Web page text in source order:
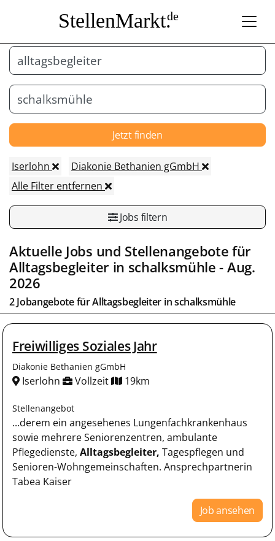
StellenMarkt.de
Jetzt finden
Iserlohn
Diakonie Bethanien gGmbH
Alle Filter entfernen
Jobs filtern
Aktuelle Jobs und Stellenangebote für
Alltagsbegleiter in schalksmühle- Aug.
2026
2 Jobangebote fürAlltagsbegleiter inschalksmühle
Freiwilliges Soziales Jahr
Diakonie Bethanien gGmbH
Iserlohn Vollzeit 19km
Stellenangebot
...derem ein angesehenes Lungenfachkrankenhaus
sowie mehrere Seniorenzentren, ambulante
Pflegedienste, Alltagsbegleiter, Tagespflegen und
Senioren-Wohngemeinschaften. Ansprechpartnerin
Tabea Kaiser
Job ansehen